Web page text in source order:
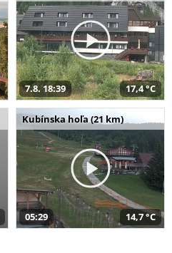
7.8. 18:39 17,4 °C
Kubínska hoľa (21 km)
05:29 14,7 °C